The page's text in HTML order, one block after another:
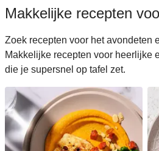
Makkelijke recepten
Zoek recepten voor het avondeten
Makkelijke recepten voor heerlijke
die je supersnel op tafel zet.